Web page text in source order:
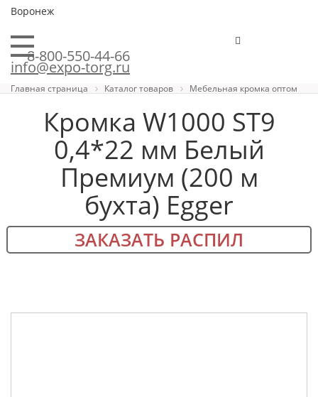
Воронеж
8-800-550-44-66
info@expo-torg.ru
Главная страница Каталог товаров Мебельная кромка оптом
Кромка W1000 ST9
0,4*22 мм Белый
Премиум (200 м
бухта) Egger
ЗАКАЗАТЬ РАСПИЛ